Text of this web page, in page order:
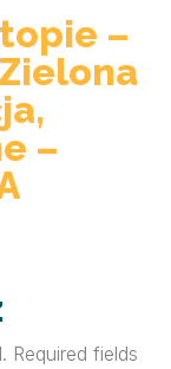
–
–
Required fields